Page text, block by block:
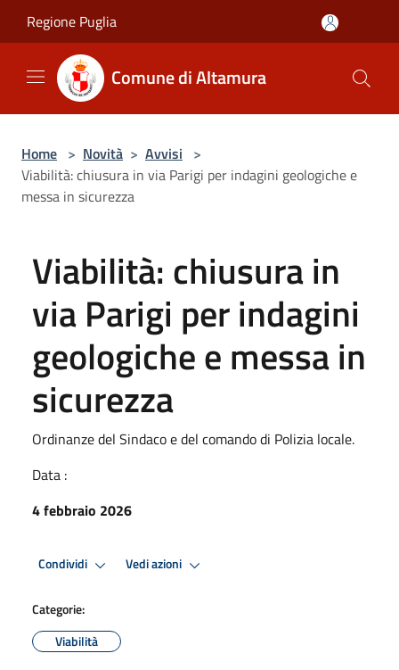
Regione Puglia
Comune di Altamura
Home > Novità > Avvisi >
Viabilità: chiusura in via Parigi per indagini geologiche e
messa in sicurezza
Viabilità: chiusura in
via Parigi per indagini
geologiche e messa in
sicurezza
Ordinanze del Sindaco e del comando di Polizia locale.
Data :
4 febbraio 2026
Condividi Vedi azioni
Categorie:
Viabilità